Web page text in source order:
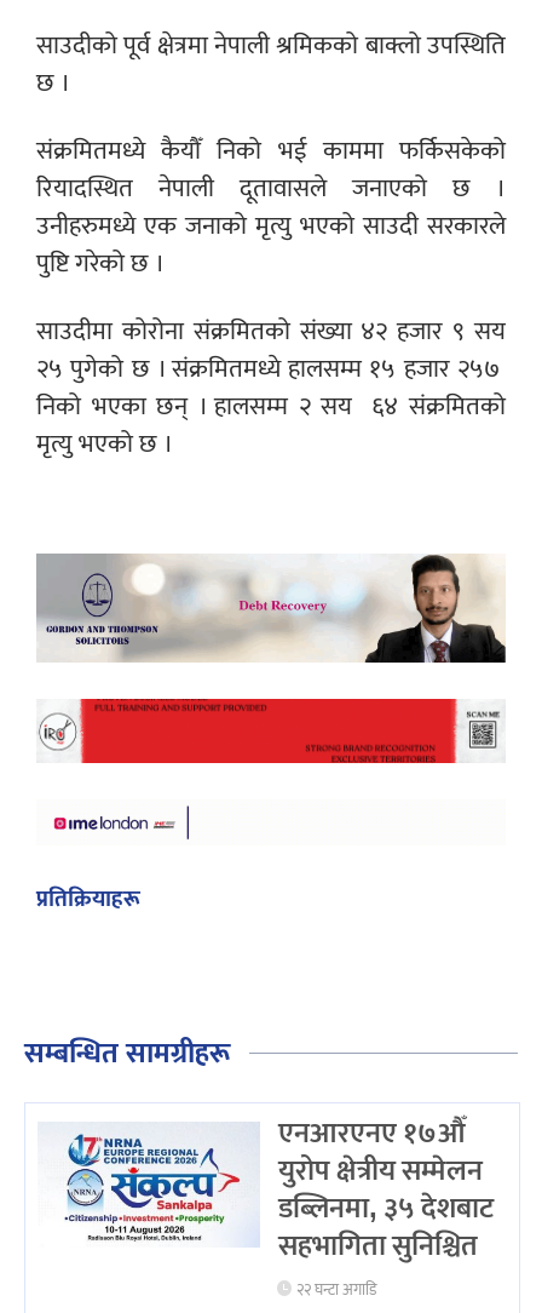
साउदीको पूर्व क्षेत्रमा नेपाली श्रमिकको बाक्लो उपस्थिति
छ ।
संक्रमितमध्ये कैयौँ निको भई काममा फर्किसकेको
रियादस्थित नेपाली दूतावासले जनाएको छ ।
उनीहरुमध्ये एक जनाको मृत्यु भएको साउदी सरकारले
पुष्टि गरेको छ ।
साउदीमा कोरोना संक्रमितको संख्या ४२ हजार ९ सय
२५ पुगेको छ । संक्रमितमध्ये हालसम्म १५ हजार २५७
निको भएका छन् । हालसम्म २ सय ६४ संक्रमितको
मृत्यु भएको छ ।
प्रतिक्रियाहरू
सम्बन्धित सामग्रीहरू
एनआरएनए १७औँ
युरोप क्षेत्रीय सम्मेलन
डब्लिनमा, ३५ देशबाट
सहभागिता सुनिश्चित
२२ घन्टा अगाडि